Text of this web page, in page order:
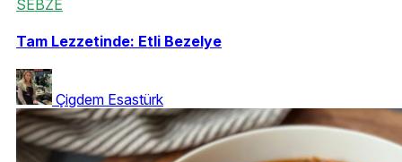
SEBZE
Tam Lezzetinde: Etli Bezelye
Çigdem Esastürk